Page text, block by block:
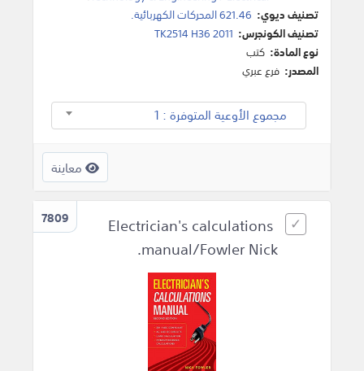
تصنيف ديوي: 621.46 المحركات الكهربائية.
تصنيف الكونجرس: TK2514 H36 2011
نوع المادة: كتب
المصدر: فرع عبري
مجموع الأوعية المتوفرة : 1
معاينة
7809
Electrician's calculations
manual/Fowler Nick.